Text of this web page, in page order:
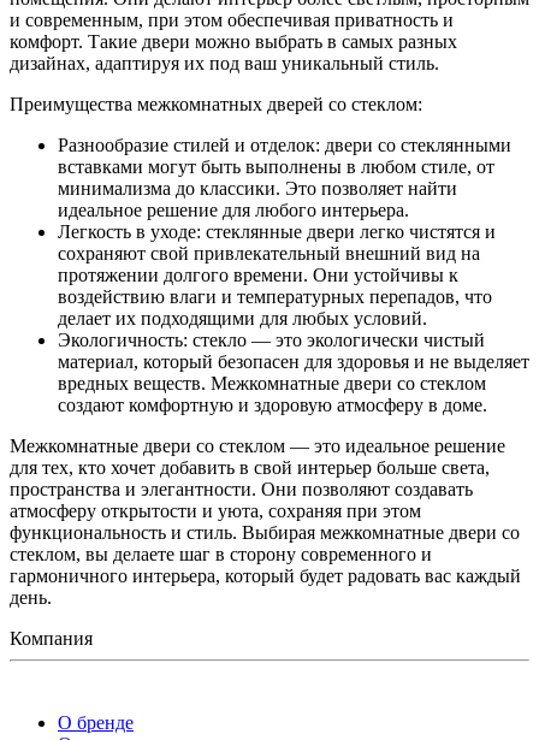
и современным, при этом обеспечивая приватность и
комфорт. Такие двери можно выбрать в самых разных
дизайнах, адаптируя их под ваш уникальный стиль.
Преимущества межкомнатных дверей со стеклом:
Разнообразие стилей и отделок: двери со стеклянными
вставками могут быть выполнены в любом стиле, от
минимализма до классики. Это позволяет найти
идеальное решение для любого интерьера.
Легкость в уходе: стеклянные двери легко чистятся и
сохраняют свой привлекательный внешний вид на
протяжении долгого времени. Они устойчивы к
воздействию влаги и температурных перепадов, что
делает их подходящими для любых условий.
Экологичность: стекло — это экологически чистый
материал, который безопасен для здоровья и не выделяет
вредных веществ. Межкомнатные двери со стеклом
создают комфортную и здоровую атмосферу в доме.
Межкомнатные двери со стеклом — это идеальное решение
для тех, кто хочет добавить в свой интерьер больше света,
пространства и элегантности. Они позволяют создавать
атмосферу открытости и уюта, сохраняя при этом
функциональность и стиль. Выбирая межкомнатные двери со
стеклом, вы делаете шаг в сторону современного и
гармоничного интерьера, который будет радовать вас каждый
день.
Компания
О бренде